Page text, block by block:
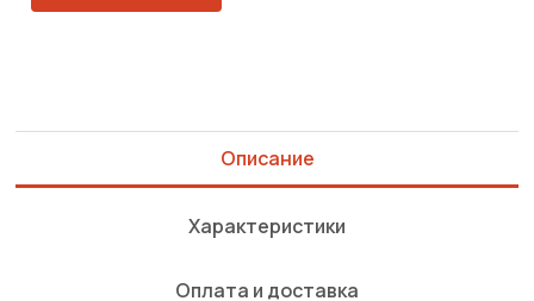
Описание
Характеристики
Оплата и доставка